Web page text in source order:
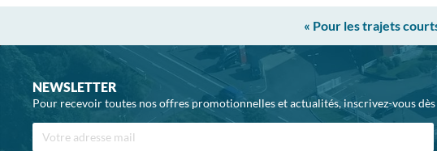
« Pour les trajets
NEWSLETTER
Pour recevoir toutes nos offres promotionnelles et actualités, inscrivez-vous